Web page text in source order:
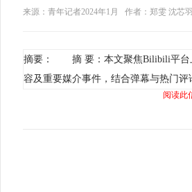
来源：青年记者2024年1月
作者：郑雯 沈芯
摘要： 摘 要：本文聚焦Bilibili平台
容及重要媒介事件，结合弹幕与热门评
阅读此